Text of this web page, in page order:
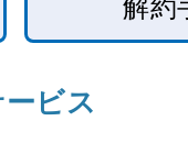
解約
ビス